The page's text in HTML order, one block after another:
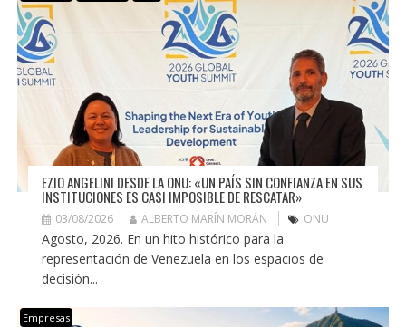
EZIO ANGELINI DESDE LA ONU: «UN PAÍS SIN CONFIANZA EN SUS
INSTITUCIONES ES CASI IMPOSIBLE DE RESCATAR»
03/08/2026 ALBERTO MARÍN MORÁN ONU
Agosto, 2026. En un hito histórico para la
representación de Venezuela en los espacios de
decisión...
Empresas